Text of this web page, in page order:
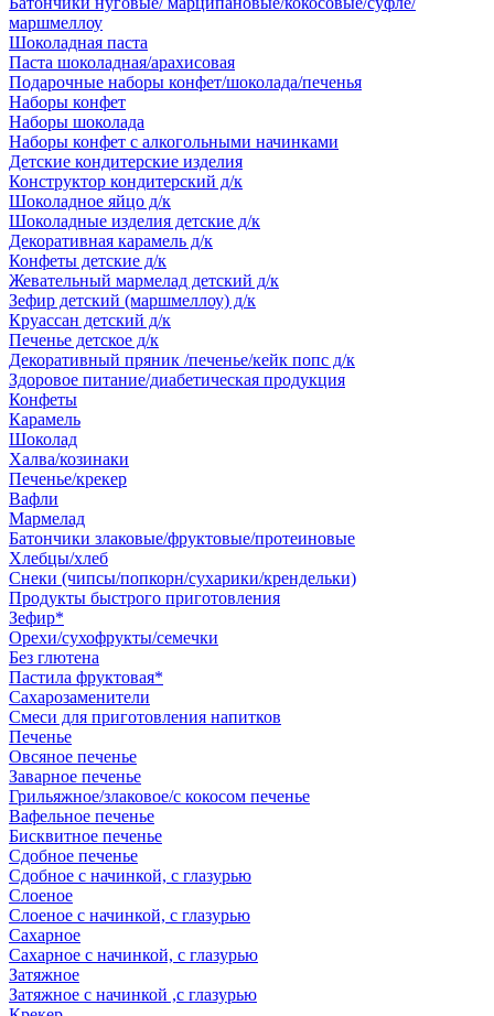
маршмеллоу
Шоколадная паста
Паста шоколадная/арахисовая
Подарочные наборы конфет/шоколада/печенья
Наборы конфет
Наборы шоколада
Наборы конфет с алкогольными начинками
Детские кондитерские изделия
Конструктор кондитерский д/к
Шоколадное яйцо д/к
Шоколадные изделия детские д/к
Декоративная карамель д/к
Конфеты детские д/к
Жевательный мармелад детский д/к
Зефир детский (маршмеллоу) д/к
Круассан детский д/к
Печенье детское д/к
Декоративный пряник /печенье/кейк попс д/к
Здоровое питание/диабетическая продукция
Конфеты
Карамель
Шоколад
Халва/козинаки
Печенье/крекер
Вафли
Мармелад
Батончики злаковые/фруктовые/протеиновые
Хлебцы/хлеб
Снеки (чипсы/попкорн/сухарики/крендельки)
Продукты быстрого приготовления
Зефир*
Орехи/сухофрукты/семечки
Без глютена
Пастила фруктовая*
Сахарозаменители
Смеси для приготовления напитков
Печенье
Овсяное печенье
Заварное печенье
Грильяжное/злаковое/с кокосом печенье
Вафельное печенье
Бисквитное печенье
Сдобное печенье
Сдобное с начинкой, с глазурью
Слоеное
Слоеное с начинкой, с глазурью
Сахарное
Сахарное с начинкой, с глазурью
Затяжное
Затяжное с начинкой ,с глазурью